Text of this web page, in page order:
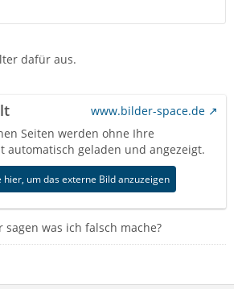
dafür aus.
www.bilder-space.de
Seiten werden ohne Ihre
automatisch geladen und angezeigt.
hier, um das externe Bild anzuzeigen
was ich falsch mache?